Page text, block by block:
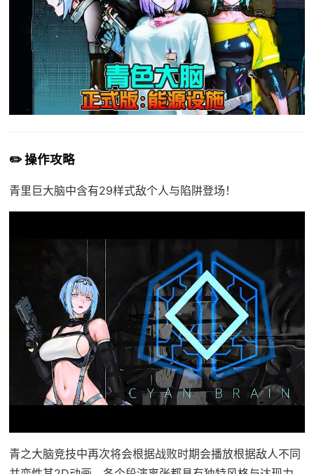
✏️ 操作攻略
青里巨大脑中含有29样式敌个人与陷阱登场！
青之大脑竞技中再次将会根据战败时期会播放根据敌人不同